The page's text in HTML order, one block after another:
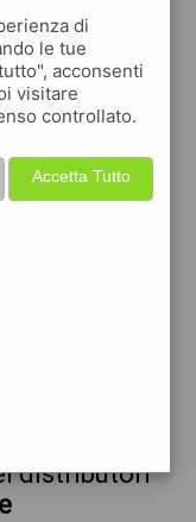
esso
distributori
di
le tue
acconsenti
visitare
controllato.
Accetta Tutto